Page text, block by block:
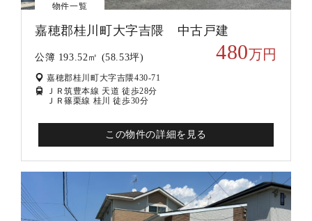
物件一覧
嘉穂郡桂川町大字吉隈 中古戸建
公簿 193.52㎡ (58.53坪) 480万円
嘉穂郡桂川町大字吉隈430-71
ＪＲ筑豊本線 天道 徒歩28分
ＪＲ篠栗線 桂川 徒歩30分
この物件の詳細を見る